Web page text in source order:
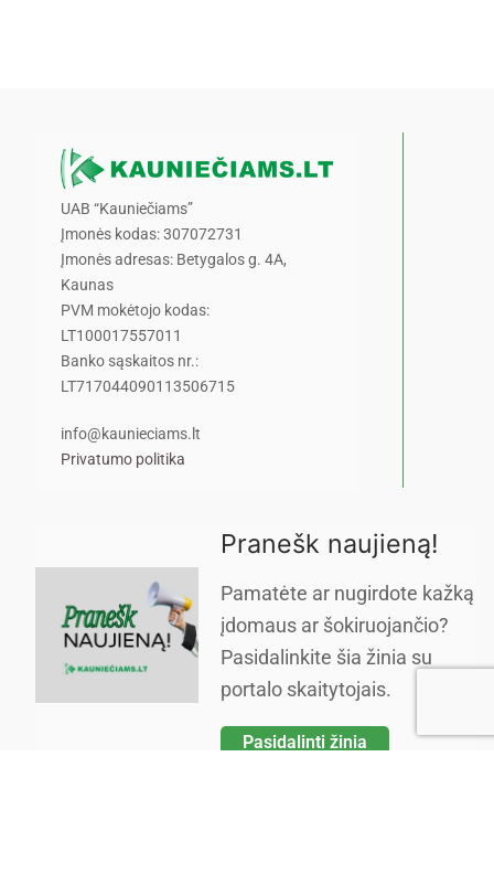
UAB “Kauniečiams”
Įmonės kodas: 307072731
Įmonės adresas: Betygalos g. 4A,
Kaunas
PVM mokėtojo kodas:
LT100017557011
Banko sąskaitos nr.:
LT717044090113506715
info@kaunieciams.lt
Privatumo politika
Pranešk naujieną!
Pamatėte ar nugirdote kažką
įdomaus ar šokiruojančio?
Pasidalinkite šia žinia su
portalo skaitytojais.
Pasidalinti žinia